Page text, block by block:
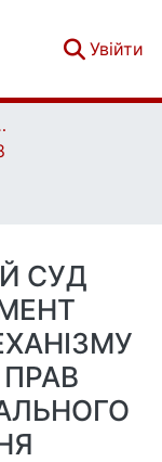
Увійти
periodicals
СУД